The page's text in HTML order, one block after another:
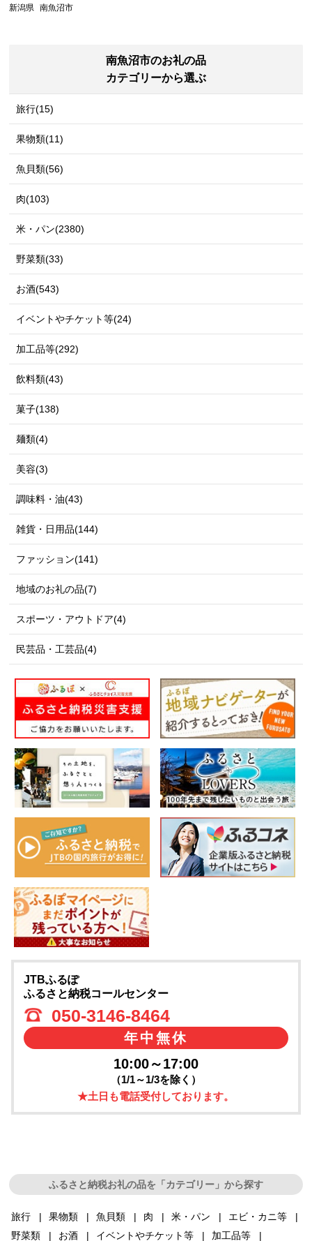
新潟県 南魚沼市
南魚沼市のお礼の品
カテゴリーから選ぶ
旅行(15)
果物類(11)
魚貝類(56)
肉(103)
米・パン(2380)
野菜類(33)
お酒(543)
イベントやチケット等(24)
加工品等(292)
飲料類(43)
菓子(138)
麺類(4)
美容(3)
調味料・油(43)
雑貨・日用品(144)
ファッション(141)
地域のお礼の品(7)
スポーツ・アウトドア(4)
民芸品・工芸品(4)
JTBふるぽ
ふるさと納税コールセンター
050-3146-8464
年中無休
10:00～17:00
（1/1～1/3を除く）
★土日も電話受付しております。
ふるさと納税お礼の品を「カテゴリー」から探す
旅行 果物類 魚貝類 肉 米・パン
エビ・カニ等
野菜類
お酒 イベントやチケット等
加工品等